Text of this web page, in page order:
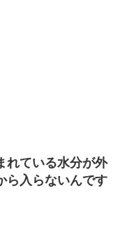
れている水分が外
ら入らないんです